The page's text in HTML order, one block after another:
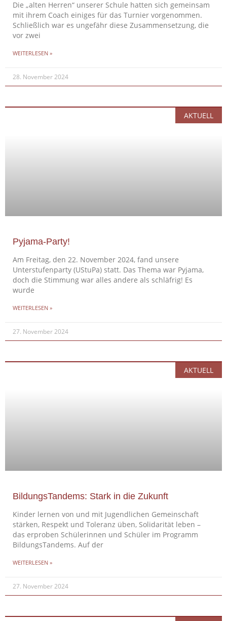
Die „alten Herren“ unserer Schule hatten sich gemeinsam
mit ihrem Coach einiges für das Turnier vorgenommen.
Schließlich war es ungefähr diese Zusammensetzung, die
vor zwei
WEITERLESEN »
28. November 2024
AKTUELL
Pyjama-Party!
Am Freitag, den 22. November 2024, fand unsere
Unterstufenparty (UStuPa) statt. Das Thema war Pyjama,
doch die Stimmung war alles andere als schläfrig! Es
wurde
WEITERLESEN »
27. November 2024
AKTUELL
BildungsTandems: Stark in die Zukunft
Kinder lernen von und mit Jugendlichen Gemeinschaft
stärken, Respekt und Toleranz üben, Solidarität leben –
das erproben Schülerinnen und Schüler im Programm
BildungsTandems. Auf der
WEITERLESEN »
27. November 2024